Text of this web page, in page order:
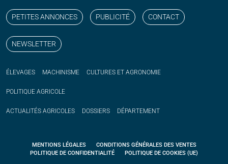
PETITES ANNONCES PUBLICITÉ CONTACT
NEWSLETTER
ÉLEVAGES MACHINISME CULTURES ET AGRONOMIE
POLITIQUE AGRICOLE
ACTUALITÉS AGRICOLES DOSSIERS DÉPARTEMENT
MENTIONS LÉGALES
CONDITIONS GÉNÉRALES DES VENTES
POLITIQUE DE CONFIDENTIALITÉ
POLITIQUE DE COOKIES (UE)